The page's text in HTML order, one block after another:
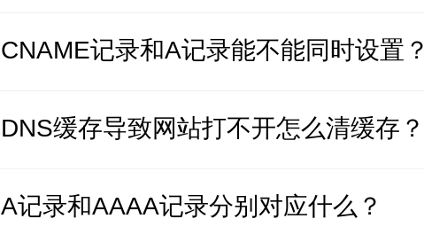
CNAME记录和A记录能不能同时设置？
DNS缓存导致网站打不开怎么清缓存？
A记录和AAAA记录分别对应什么？